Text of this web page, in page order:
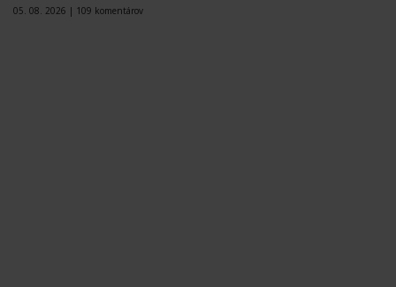
05. 08. 2026 | 109 komentárov